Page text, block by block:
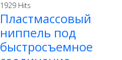
1929 Hits
Пластмассовый
ниппель под
быстросъемное